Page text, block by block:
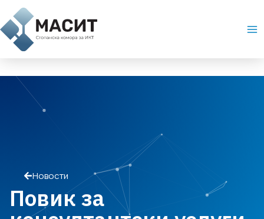
content
Новости
Повик за